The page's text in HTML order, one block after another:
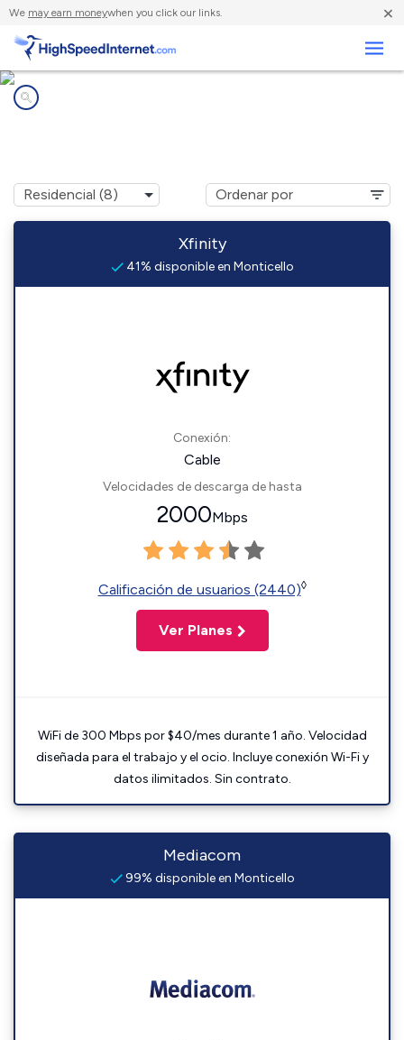
We may earn moneywhen you click our links. ×
Xfinity
41% disponible en Monticello
Conexión:
Cable
Velocidades de descarga de hasta
2000Mbps
Calificación de usuarios (2440)◊
Ver Planes
WiFi de 300 Mbps por $40/mes durante 1 año. Velocidad
diseñada para el trabajo y el ocio. Incluye conexión Wi-Fi y
datos ilimitados. Sin contrato.
Mediacom
99% disponible en Monticello